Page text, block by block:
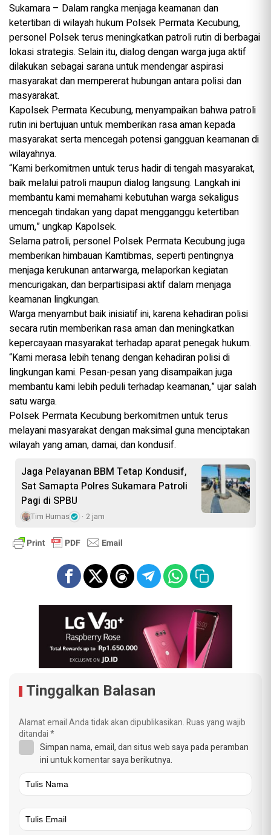
Sukamara – Dalam rangka menjaga keamanan dan
ketertiban di wilayah hukum Polsek Permata Kecubung,
personel Polsek terus meningkatkan patroli rutin di berbagai
lokasi strategis. Selain itu, dialog dengan warga juga aktif
dilakukan sebagai sarana untuk mendengar aspirasi
masyarakat dan mempererat hubungan antara polisi dan
masyarakat.
Kapolsek Permata Kecubung, menyampaikan bahwa patroli
rutin ini bertujuan untuk memberikan rasa aman kepada
masyarakat serta mencegah potensi gangguan keamanan di
wilayahnya.
“Kami berkomitmen untuk terus hadir di tengah masyarakat,
baik melalui patroli maupun dialog langsung. Langkah ini
membantu kami memahami kebutuhan warga sekaligus
mencegah tindakan yang dapat mengganggu ketertiban
umum,” ungkap Kapolsek.
Selama patroli, personel Polsek Permata Kecubung juga
memberikan himbauan Kamtibmas, seperti pentingnya
menjaga kerukunan antarwarga, melaporkan kegiatan
mencurigakan, dan berpartisipasi aktif dalam menjaga
keamanan lingkungan.
Warga menyambut baik inisiatif ini, karena kehadiran polisi
secara rutin memberikan rasa aman dan meningkatkan
kepercayaan masyarakat terhadap aparat penegak hukum.
“Kami merasa lebih tenang dengan kehadiran polisi di
lingkungan kami. Pesan-pesan yang disampaikan juga
membantu kami lebih peduli terhadap keamanan,” ujar salah
satu warga.
Polsek Permata Kecubung berkomitmen untuk terus
melayani masyarakat dengan maksimal guna menciptakan
wilayah yang aman, damai, dan kondusif.
Jaga Pelayanan BBM Tetap Kondusif,
Sat Samapta Polres Sukamara Patroli
Pagi di SPBU
Tim Humas 2 jam
Tinggalkan Balasan
Alamat email Anda tidak akan dipublikasikan.Ruas yang wajib
ditandai*
Simpan nama, email, dan situs web saya pada peramban
ini untuk komentar saya berikutnya.